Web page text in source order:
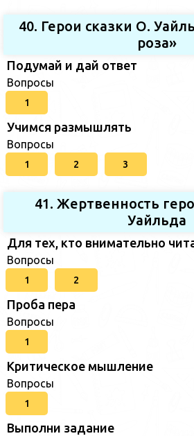
40. Герои сказки О.
роза»
Подумай и дай ответ
Вопросы
1
Учимся размышлять
Вопросы
1 2 3
41. Жертвенность
Уайльда
Для тех, кто внимательно
Вопросы
1 2
Проба пера
Вопросы
1
Критическое мышление
Вопросы
1
Выполни задание